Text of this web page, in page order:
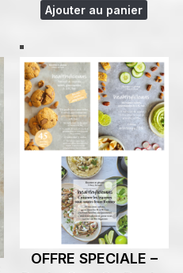
Ajouter au panier
OFFRE SPECIALE –